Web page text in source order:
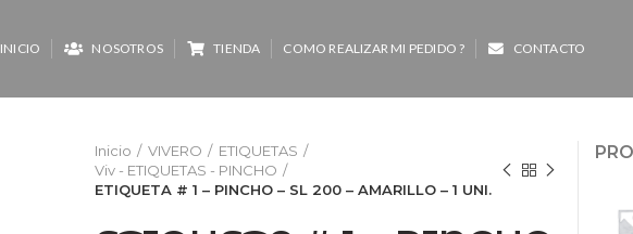
INICIO NOSOTROS TIENDA COMO REALIZAR MI PEDIDO ? CONTACTO
Inicio
VIVERO
ETIQUETAS
Viv - ETIQUETAS - PINCHO
ETIQUETA # 1 – PINCHO – SL 200 – AMARILLO – 1 UNI.